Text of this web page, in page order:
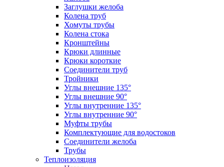
Заглушки желоба
Колена труб
Хомуты трубы
Колена стока
Кронштейны
Крюки длинные
Крюки короткие
Соединители труб
Тройники
Углы внешние 135°
Углы внешние 90°
Углы внутренние 135°
Углы внутренние 90°
Муфты трубы
Комплектующие для водостоков
Соединители желоба
Трубы
Теплоизоляция